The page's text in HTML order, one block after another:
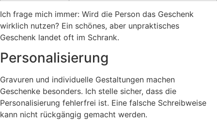
Ich frage mich immer: Wird die Person das Geschenk
wirklich nutzen? Ein schönes, aber unpraktisches
Geschenk landet oft im Schrank.
Personalisierung
Gravuren und individuelle Gestaltungen machen
Geschenke besonders. Ich stelle sicher, dass die
Personalisierung fehlerfrei ist. Eine falsche Schreibweise
kann nicht rückgängig gemacht werden.